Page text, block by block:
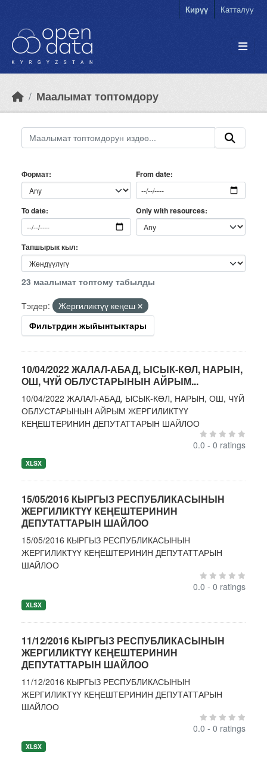
Кирүү Катталуу
Маалымат топтомдору
Формат From date
To date Only with resources
Тапшырык кыл
23 маалымат топтому табылды
Тэгдер:
Жергиликтүү кеңеш
Фильтрдин жыйынтыктары
10/04/2022 ЖАЛАЛ-АБАД, ЫСЫК-КӨЛ, НАРЫН,
ОШ, ЧҮЙ ОБЛУСТАРЫНЫН АЙРЫМ...
10/04/2022 ЖАЛАЛ-АБАД, ЫСЫК-КӨЛ, НАРЫН, ОШ, ЧҮЙ
ОБЛУСТАРЫНЫН АЙРЫМ ЖЕРГИЛИКТҮҮ
КЕҢЕШТЕРИНИН ДЕПУТАТТАРЫН ШАЙЛОО
0.0 - 0 ratings
XLSX
15/05/2016 КЫРГЫЗ РЕСПУБЛИКАСЫНЫН
ЖЕРГИЛИКТҮҮ КЕҢЕШТЕРИНИН
ДЕПУТАТТАРЫН ШАЙЛОО
15/05/2016 КЫРГЫЗ РЕСПУБЛИКАСЫНЫН
ЖЕРГИЛИКТҮҮ КЕҢЕШТЕРИНИН ДЕПУТАТТАРЫН
ШАЙЛОО
0.0 - 0 ratings
XLSX
11/12/2016 КЫРГЫЗ РЕСПУБЛИКАСЫНЫН
ЖЕРГИЛИКТҮҮ КЕҢЕШТЕРИНИН
ДЕПУТАТТАРЫН ШАЙЛОО
11/12/2016 КЫРГЫЗ РЕСПУБЛИКАСЫНЫН
ЖЕРГИЛИКТҮҮ КЕҢЕШТЕРИНИН ДЕПУТАТТАРЫН
ШАЙЛОО
0.0 - 0 ratings
XLSX